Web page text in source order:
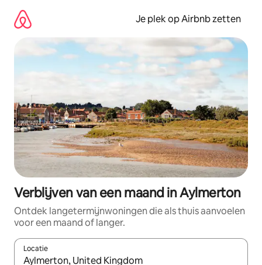
direct
naar
Je plek op Airbnb zetten
Verblijven van een maand in Aylmerton
Ontdek langetermijnwoningen die als thuis aanvoelen
voor een maand of langer.
Locatie
Wanneer er resultaten beschikbaar zijn, maak je een keuze